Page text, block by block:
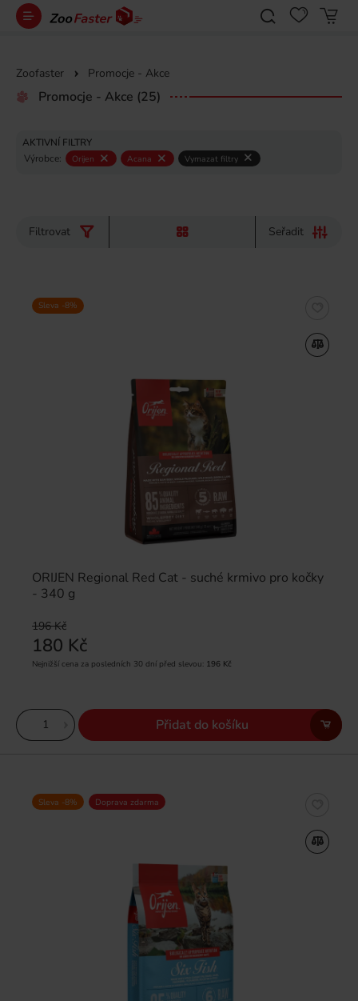
Zoofaster Promocje - Akce
Promocje - Akce (25)
AKTIVNÍ FILTRY
Výrobce:
Orijen Acana Vymazat filtry
Filtrovat Seřadit
ORIJEN Regional Red Cat - suché krmivo pro kočky
- 340 g
196 Kč
180 Kč
Nejnižší cena za posledních 30 dní před slevou: 196 Kč
Sleva -8%
Přidat do košíku
Sleva -8% Doprava zdarma